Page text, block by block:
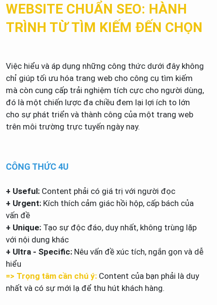
WEBSITE CHUẨN SEO: HÀNH
TRÌNH TỪ TÌM KIẾM ĐẾN CHỌN
Việc hiểu và áp dụng những công thức dưới đây không
chỉ giúp tối ưu hóa trang web cho công cụ tìm kiếm
mà còn cung cấp trải nghiệm tích cực cho người dùng,
đó là một chiến lược đa chiều đem lại lợi ích to lớn
cho sự phát triển và thành công của một trang web
trên môi trường trực tuyến ngày nay.
CÔNG THỨC 4U
+ Useful: Content phải có giá trị với người đọc
+ Urgent: Kích thích cảm giác hồi hộp, cấp bách của
vấn đề
+ Unique: Tạo sự độc đáo, duy nhất, không trùng lặp
với nội dung khác
+ Ultra - Specific: Nêu vấn đề xúc tích, ngắn gọn và dễ
hiểu
=> Trọng tâm cần chú ý: Content của bạn phải là duy
nhất và có sự mới lạ để thu hút khách hàng.